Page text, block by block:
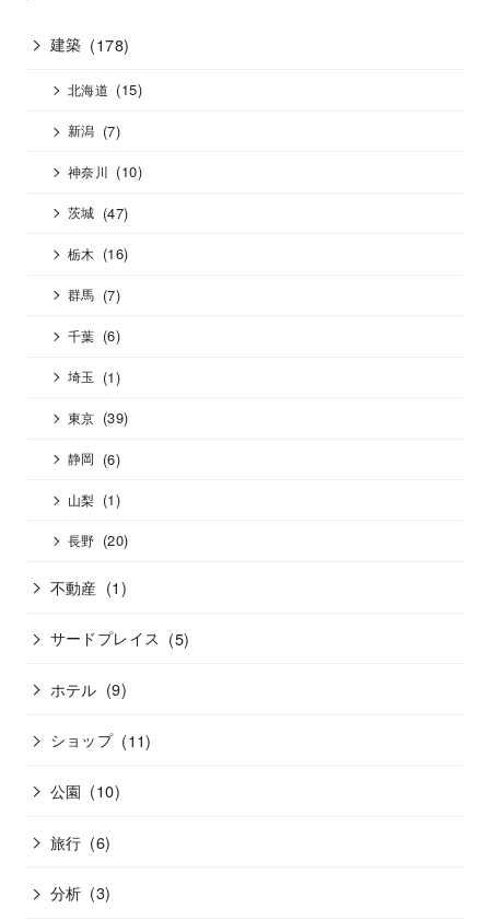
建築 (178)
北海道 (15)
新潟 (7)
神奈川 (10)
茨城 (47)
栃木 (16)
群馬 (7)
千葉 (6)
埼玉 (1)
東京 (39)
静岡 (6)
山梨 (1)
長野 (20)
不動産 (1)
サードプレイス (5)
ホテル (9)
ショップ (11)
公園 (10)
旅行 (6)
分析 (3)